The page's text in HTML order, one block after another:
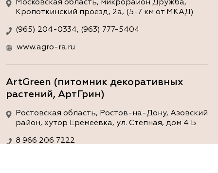
Московская область, микрорайон Дружба,
Кропоткинский проезд, 2а, (5-7 км от МКАД)
(965) 204-0334, (963) 777-5404
www.agro-ra.ru
ArtGreen (питомник декоративных
растений, АртГрин)
Ростовская область, Ростов-на-Дону, Азовский
район, хутор Еремеевка, ул. Степная, дом 4 Б
8 966 206 7222